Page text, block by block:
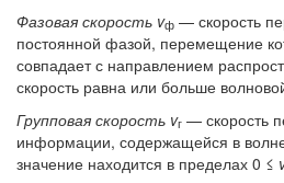
Фазовая скорость vф — скорость
постоянной фазой, перемещение
совпадает с направлением
скорость равна или больше
Групповая скорость vг — скорость
информации, содержащейся в
значение находится в пределах 0 ≤